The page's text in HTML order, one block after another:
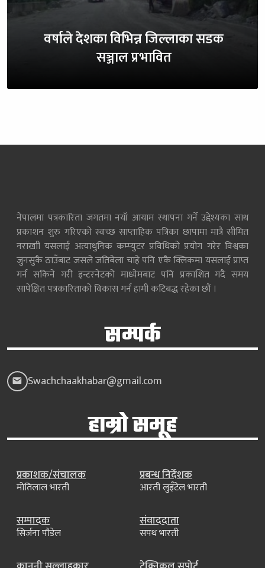
वर्षाले देशका विभिन्न जिल्लाका सडक
सञ्जाल प्रभावित
नेपालमा पत्रकारिता जगतमा नयाँ आयाम स्थापना गर्ने उद्देश्यका साथ
प्रकाशन शुरु गरिएको स्वच्छ साप्ताहिक पत्रिका छापामा मात्रै सीमित
नराखाी यसलाई अत्याधुनिक कम्प्युटर प्रविधिको प्रयोग गरेर विश्वका
जुनसुकै ठाउँबाट जसले जतिबेला चाहे पनि एकै क्लिकमा यसलाई प्राप्त
गर्न सकिने गरी इन्टरनेटको माध्येमबाट पनि प्रकाशित गदै समय
सापेक्षित पत्रकारिताको विकास गर्न हामी कटिबद्ध रहेका छौं ।
सम्पर्क
Swachchaakhabar@gmail.com
हाम्रो समूह
प्रकाशक/संचालक
मोतिलाल भारती
प्रबन्ध निर्देशक
आरती लुइँटेल भारती
सम्पादक
सिर्जना पौडेल
संवाददाता
सपथ भारती